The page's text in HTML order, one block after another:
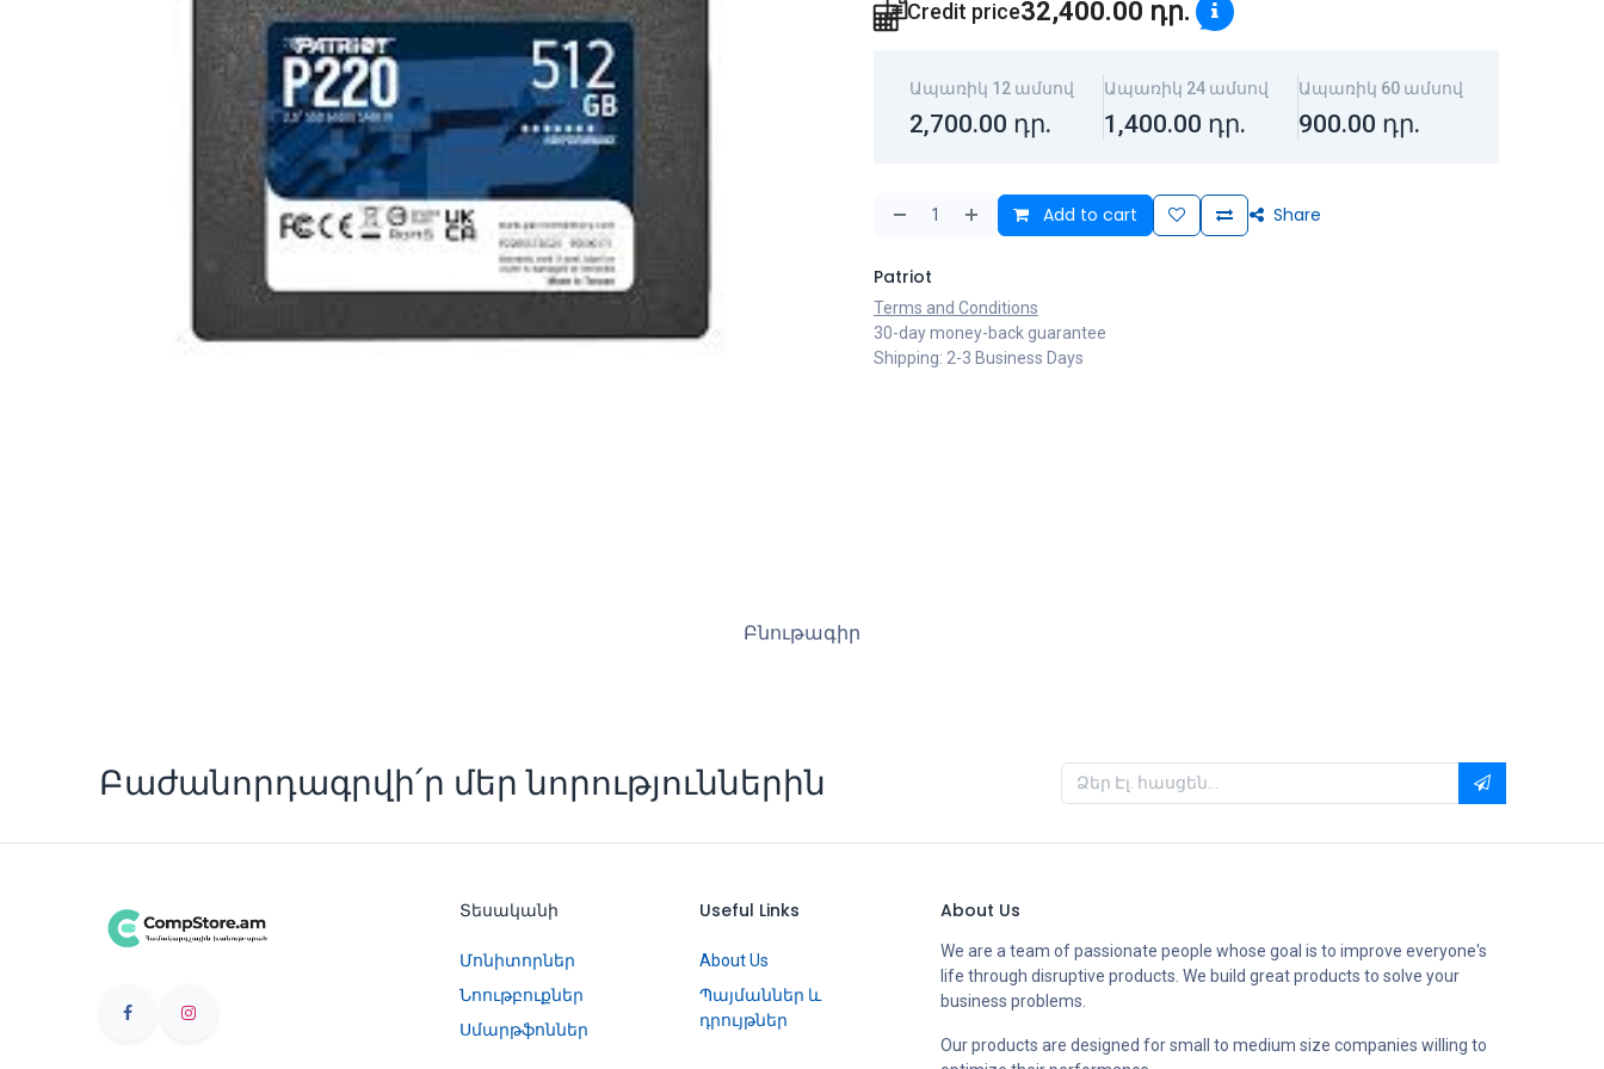
Credit price32,400.00 դր.
Ապառիկ 12 ամսով
2,700.00 դր.
Ապառիկ 24 ամսով
1,400.00 դր.
Ապառիկ 60 ամսով
900.00 դր.
Add to cart Share
Patriot
Terms and Conditions
30-day money-back guarantee
Shipping: 2-3 Business Days
Բնութագիր
Բաժանորդագրվի՛ր մեր նորություններին
Տեսականի
Մոնիտորներ
Նոութբուքներ
Սմարթֆոններ
Useful Links
About Us
Պայմաններ և
դրույթներ
About Us
We are a team of passionate people whose goal is to improve everyone's
life through disruptive products. We build great products to solve your
business problems.
Our products are designed for small to medium size companies willing to